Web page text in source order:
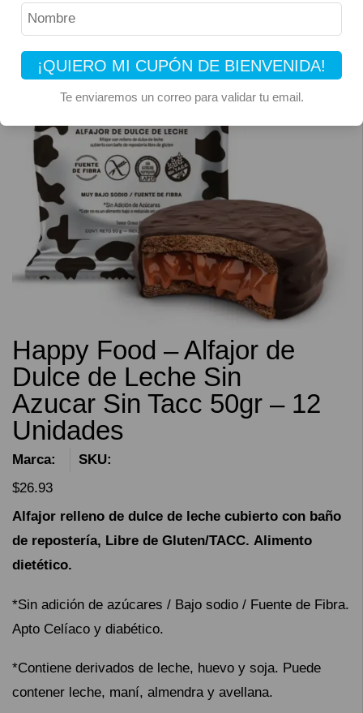
¡QUIERO MI CUPÓN DE BIENVENIDA!
Te enviaremos un correo para validar tu email.
Happy Food – Alfajor de
Dulce de Leche Sin
Azucar Sin Tacc 50gr – 12
Unidades
Marca:
SKU:
$26.93
Alfajor relleno de dulce de leche cubierto con baño
de repostería, Libre de Gluten/TACC. Alimento
dietético.
*Sin adición de azúcares / Bajo sodio / Fuente de Fibra.
Apto Celíaco y diabético.
*Contiene derivados de leche, huevo y soja. Puede
contener leche, maní, almendra y avellana.